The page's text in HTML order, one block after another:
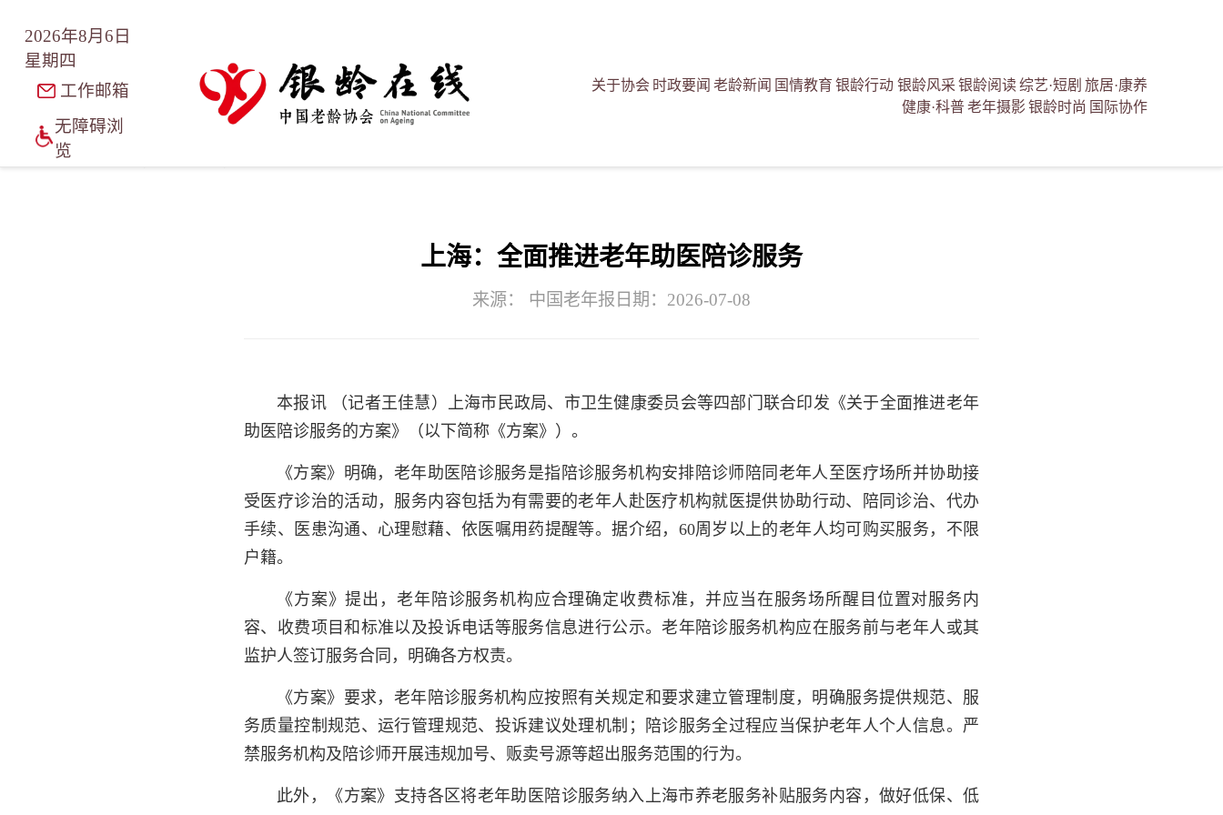
2026年8月6日
星期四
工作邮箱
无障碍浏
览
关于协会 时政要闻 老龄新闻 国情教育 银龄行动 银龄风采 银龄阅读综艺·短剧 旅居·康养
健康·科普 老年摄影银龄时尚 国际协作
上海：全面推进老年助医陪诊服务
来源： 中国老年报 日期：2026-07-08
本报讯 （记者王佳慧）上海市民政局、市卫生健康委员会等四部门联合印发《关于全面推进老年
助医陪诊服务的方案》（以下简称《方案》）。
《方案》明确，老年助医陪诊服务是指陪诊服务机构安排陪诊师陪同老年人至医疗场所并协助接
受医疗诊治的活动，服务内容包括为有需要的老年人赴医疗机构就医提供协助行动、陪同诊治、代办
手续、医患沟通、心理慰藉、依医嘱用药提醒等。据介绍，60周岁以上的老年人均可购买服务，不限
户籍。
《方案》提出，老年陪诊服务机构应合理确定收费标准，并应当在服务场所醒目位置对服务内
容、收费项目和标准以及投诉电话等服务信息进行公示。老年陪诊服务机构应在服务前与老年人或其
监护人签订服务合同，明确各方权责。
《方案》要求，老年陪诊服务机构应按照有关规定和要求建立管理制度，明确服务提供规范、服
务质量控制规范、运行管理规范、投诉建议处理机制；陪诊服务全过程应当保护老年人个人信息。严
禁服务机构及陪诊师开展违规加号、贩卖号源等超出服务范围的行为。
此外，《方案》支持各区将老年助医陪诊服务纳入上海市养老服务补贴服务内容，做好低保、低